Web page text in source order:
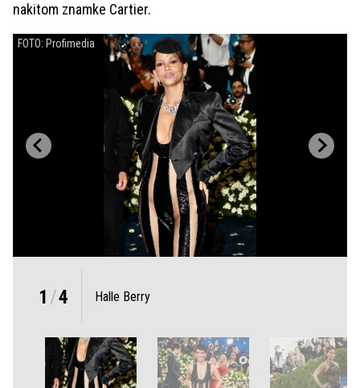
nakitom znamke Cartier.
FOTO: Profimedia
1 /4 Halle Berry